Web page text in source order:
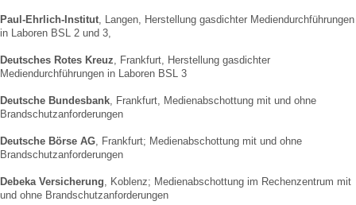
Paul-Ehrlich-Institut, Langen, Herstellung gasdichter Mediendurchführungen
in Laboren BSL 2 und 3,
Deutsches Rotes Kreuz, Frankfurt, Herstellung gasdichter
Mediendurchführungen in Laboren BSL 3
Deutsche Bundesbank, Frankfurt, Medienabschottung mit und ohne
Brandschutzanforderungen
Deutsche Börse AG, Frankfurt; Medienabschottung mit und ohne
Brandschutzanforderungen
Debeka Versicherung, Koblenz; Medienabschottung im Rechenzentrum mit
und ohne Brandschutzanforderungen